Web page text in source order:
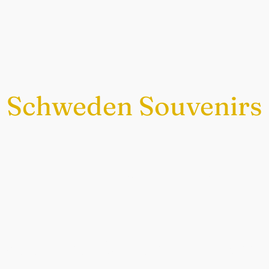
Schweden Souvenirs